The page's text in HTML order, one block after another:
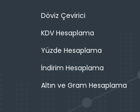
Döviz Çevirici
KDV Hesaplama
Yüzde Hesaplama
İndirim Hesaplama
Altın ve Gram Hesaplama